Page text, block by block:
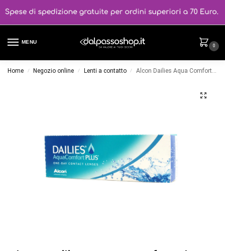
MENU
0
Home / Negozio online / Lenti a contatto / Alcon Dailies Aqua Comfort Plus One Day 30